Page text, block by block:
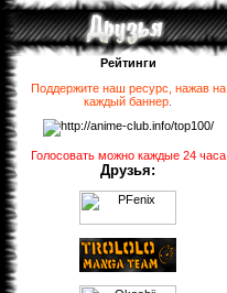
Рейтинги
Поддержите наш ресурс, нажав на
каждый баннер
Голосовать можно каждые 24 часа
Друзья: